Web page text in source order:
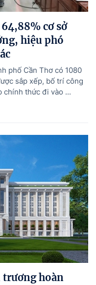
cơ sở
hiệu phó
phố Cần Thơ có 1080
sắp xếp, bố trí công
chính thức đi vào ...
trương hoàn